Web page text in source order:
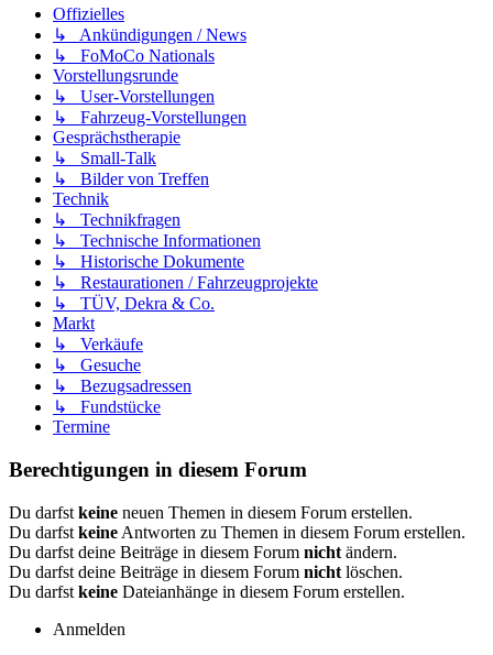
Offizielles
↳ Ankündigungen / News
↳ FoMoCo Nationals
Vorstellungsrunde
↳ User-Vorstellungen
↳ Fahrzeug-Vorstellungen
Gesprächstherapie
↳ Small-Talk
↳ Bilder von Treffen
Technik
↳ Technikfragen
↳ Technische Informationen
↳ Historische Dokumente
↳ Restaurationen / Fahrzeugprojekte
↳ TÜV, Dekra & Co.
Markt
↳ Verkäufe
↳ Gesuche
↳ Bezugsadressen
↳ Fundstücke
Termine
Berechtigungen in diesem Forum
Du darfst keine neuen Themen in diesem Forum erstellen.
Du darfst keine Antworten zu Themen in diesem Forum erstellen.
Du darfst deine Beiträge in diesem Forum nicht ändern.
Du darfst deine Beiträge in diesem Forum nicht löschen.
Du darfst keine Dateianhänge in diesem Forum erstellen.
Anmelden